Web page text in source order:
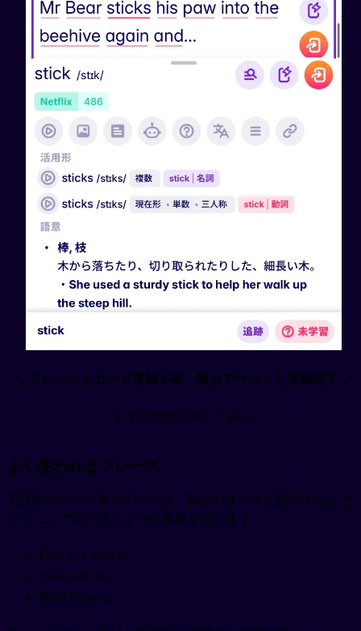
＼ クレジットカード登録不要・数分でサクッと登録完了 ／
まずは無料で試してみる
よく使われるフレーズ
英語圏のテック系YouTuberは、製品の使い方を説明するとき
にマニュアルと同じような表現を使います。
First, you need to...
Make sure to...
Don't forget to...